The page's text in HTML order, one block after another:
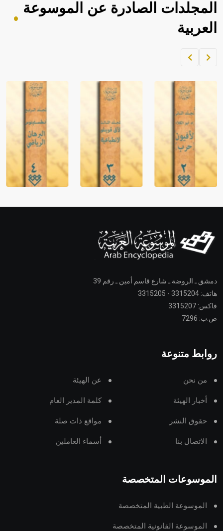
المجلدات الصادرة عن الموسوعة
العربية
دمشق ـ الروضة ـ شارع قاسم أمين ـ رقم 39
هاتف: 3315204 - 3315205
فاكس: 3315207
ص.ب: 7296
روابط متنوعة
من نحن عن الهيئة
أخبار الهيئة كلمة المدير العام
حقوق النشر مواقع ذات صلة
الاتصال بنا أسماء العاملين
الموسوعات المتخصصة
الموسوعة الطبية المتخصصة
الموسوعة القانونية المتخصصة